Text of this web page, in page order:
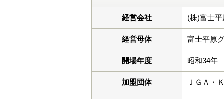
経営会社 (株)富士平
経営母体 富士平原
開場年度 昭和34年
加盟団体 ＪＧＡ・